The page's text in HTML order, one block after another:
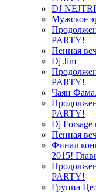
DJ
Мужское
PARTY!
Пенная
Dj Jim
PARTY!
Чаян
PARTY!
Dj Forsage
Пенная
Финал
2015!
PARTY!
Группа